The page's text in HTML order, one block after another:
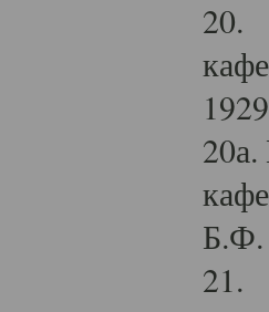
20.
Б.Ф.
21.